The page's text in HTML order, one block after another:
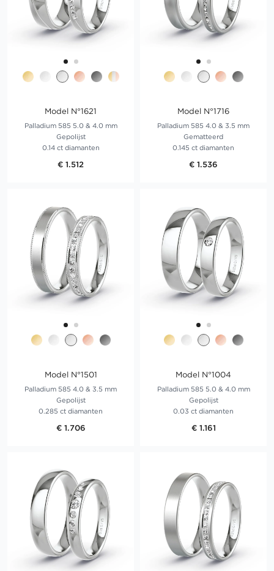
Model N°1621
Palladium 585 5.0 & 4.0 mm
Gepolijst
0.14 ct diamanten
€ 1.512
Model N°1716
Palladium 585 4.0 & 3.5 mm
Gematteerd
0.145 ct diamanten
€ 1.536
Model N°1501
Palladium 585 4.0 & 3.5 mm
Gepolijst
0.285 ct diamanten
€ 1.706
Model N°1004
Palladium 585 5.0 & 4.0 mm
Gepolijst
0.03 ct diamanten
€ 1.161